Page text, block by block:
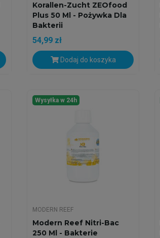
Korallen-Zucht ZEOfood
Plus 50 Ml - Pożywka Dla
Bakterii
54,99 zł
Dodaj do koszyka
Wysyłka w 24h
MODERN REEF
Modern Reef Nitri-Bac
250 Ml - Bakterie